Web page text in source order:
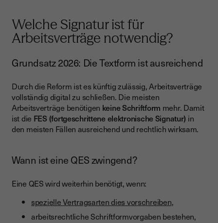
Welche Signatur ist für
Arbeitsverträge notwendig?
Grundsatz 2026: Die Textform ist ausreichend
Durch die Reform ist es künftig zulässig, Arbeitsverträge
vollständig digital zu schließen. Die meisten
Arbeitsverträge benötigen keine Schriftform mehr. Damit
ist die FES (fortgeschrittene elektronische Signatur) in
den meisten Fällen ausreichend und rechtlich wirksam.
Wann ist eine QES zwingend?
Eine QES wird weiterhin benötigt, wenn:
spezielle Vertragsarten dies vorschreiben,
arbeitsrechtliche Schriftformvorgaben bestehen,